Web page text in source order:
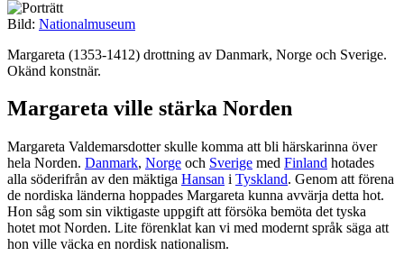
Bild: Nationalmuseum
Margareta (1353-1412) drottning av Danmark, Norge och Sverige.
Okänd konstnär.
Margareta ville stärka Norden
Margareta Valdemarsdotter skulle komma att bli härskarinna över
hela Norden. Danmark, Norge och Sverige med Finland hotades
alla söderifrån av den mäktiga Hansan i Tyskland. Genom att förena
de nordiska länderna hoppades Margareta kunna avvärja detta hot.
Hon såg som sin viktigaste uppgift att försöka bemöta det tyska
hotet mot Norden. Lite förenklat kan vi med modernt språk säga att
hon ville väcka en nordisk nationalism.